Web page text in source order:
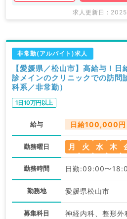
求人更新日 :
非常勤(アルバイト)求人
【愛媛県／松山市】高給与！
診メインのクリニックでの訪問
科系／非常勤）
1日10万円以上
給与 日給100,000円
勤務曜日 月 火 水 木
勤務時間 日勤:09:00〜
勤務地 愛媛県松山市
募集科目